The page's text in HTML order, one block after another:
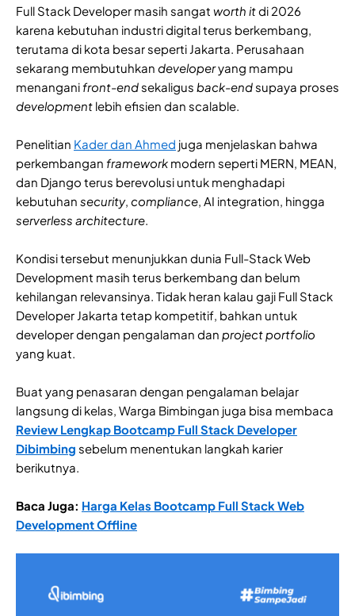
Full Stack Developer masih sangat worth itdi 2026
karena kebutuhan industri digital terus berkembang,
terutama di kota besar seperti Jakarta. Perusahaan
sekarang membutuhkan developeryang mampu
menanganifront-endsekaligus back-endsupaya proses
development lebih efisien dan scalable.
Penelitian Kader dan Ahmed juga menjelaskan bahwa
perkembangan framework modern seperti MERN, MEAN,
dan Django terus berevolusi untuk menghadapi
kebutuhan security, compliance, AI integration, hingga
serverless architecture.
Kondisi tersebut menunjukkan dunia Full-Stack Web
Development masih terus berkembang dan belum
kehilangan relevansinya. Tidak heran kalau gaji Full Stack
Developer Jakarta tetap kompetitif, bahkan untuk
developer dengan pengalaman dan project portfolio
yang kuat.
Buat yang penasaran dengan pengalaman belajar
langsung di kelas, Warga Bimbingan juga bisa membaca
Review Lengkap Bootcamp Full Stack Developer
Dibimbing sebelum menentukan langkah karier
berikutnya.
Baca Juga: Harga Kelas Bootcamp Full Stack Web
Development Offline